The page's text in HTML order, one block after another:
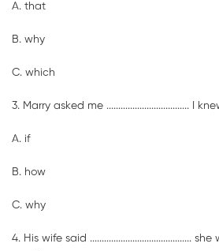
A. that
B. why
C. which
3. Marry asked me ................................... I
A. if
B. how
C. why
4. His wife said ...........................................